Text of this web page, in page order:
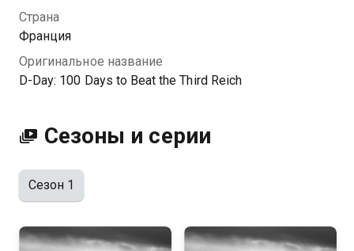
Страна
Франция
Оригинальное название
D-Day: 100 Days to Beat the Third Reich
Сезоны и серии
Сезон 1